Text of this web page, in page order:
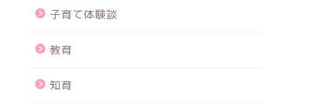
子育て体験談
教育
知育